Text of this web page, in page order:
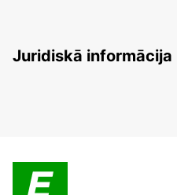
Juridiskā informācija